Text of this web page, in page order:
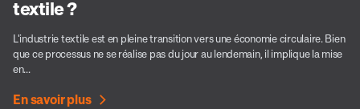
textile ?
L'industrie textile est en pleine transition vers une économie circulaire. Bien
que ce processus ne se réalise pas du jour au lendemain, il implique la mise
en...
En savoir plus